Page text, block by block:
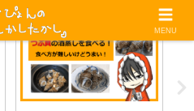
光回線 MENU